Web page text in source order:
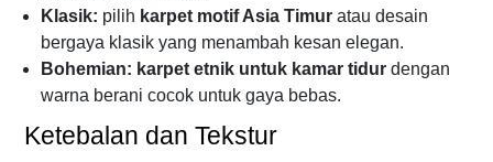
Klasik: pilih karpet motif Asia Timur atau desain
bergaya klasik yang menambah kesan elegan.
Bohemian: karpet etnik untuk kamar tidur dengan
warna berani cocok untuk gaya bebas.
Ketebalan dan Tekstur